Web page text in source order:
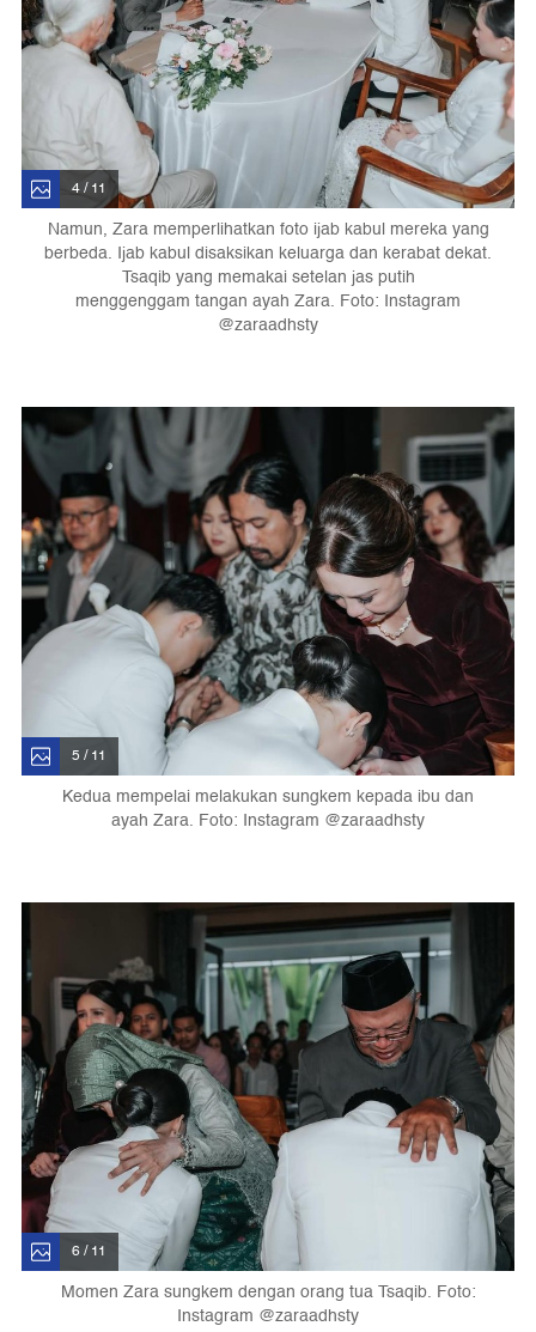
4 / 11
Namun, Zara memperlihatkan foto ijab kabul mereka yang
berbeda. Ijab kabul disaksikan keluarga dan kerabat dekat.
Tsaqib yang memakai setelan jas putih
menggenggam tangan ayah Zara. Foto: Instagram
@zaraadhsty
5 / 11
Kedua mempelai melakukan sungkem kepada ibu dan
ayah Zara. Foto: Instagram @zaraadhsty
6 / 11
Momen Zara sungkem dengan orang tua Tsaqib. Foto:
Instagram @zaraadhsty